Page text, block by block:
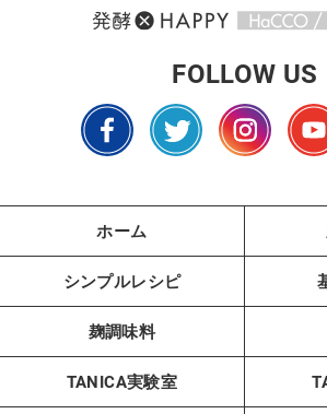
FOLLOW US
ホーム
シンプルレシピ
麹調味料
TANICA実験室